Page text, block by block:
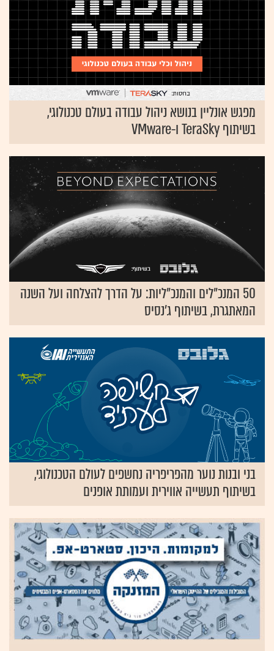
מפגש אונליין בנושא ניהול עבודה בעולם טכנולוגי,
בשיתוף TeraSky ו-VMware
50 המנכ"לים והמנכ"ליות: על הדרך להצלחה ועל השנה
המאתגרת, בשיתוף ג'נסיס
בני ובנות נוער מהפריפריה נחשפים לעולם הטכנולוגי,
בשיתוף תעשייה אווירית ועמותת אופנים